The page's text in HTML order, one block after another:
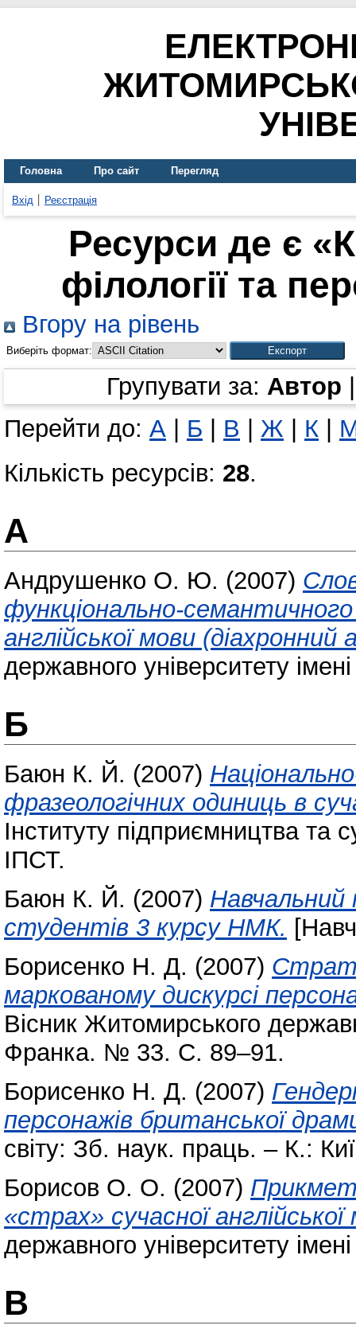
Головна Про сайт Перегляд
Вхід Реєстрація
Ресурси де є
філології та
Вгору на рівень
Виберіть формат:
Групувати за: Автор
Перейти до: А Б В Ж К
Кількість ресурсів: 28.
А
Андрушенко О. Ю. (2007)
функціонально-
англійської мови (діахронний
державного університету
Б
Баюн К. Й. (2007)
фразеологічних одиниць в
Інституту підприємництва та
ІПСТ.
Баюн К. Й. (2007) Навчальний
студентів 3 курсу НМК.
Борисенко Н. Д. (2007)
маркованому дискурсі
Вісник Житомирського
Франка. № 33. С. 89–91.
Борисенко Н. Д. (2007)
персонажів британської
світу: Зб. наук. праць. – К.:
Борисов О. О. (2007)
«страх» сучасної
державного університету
В